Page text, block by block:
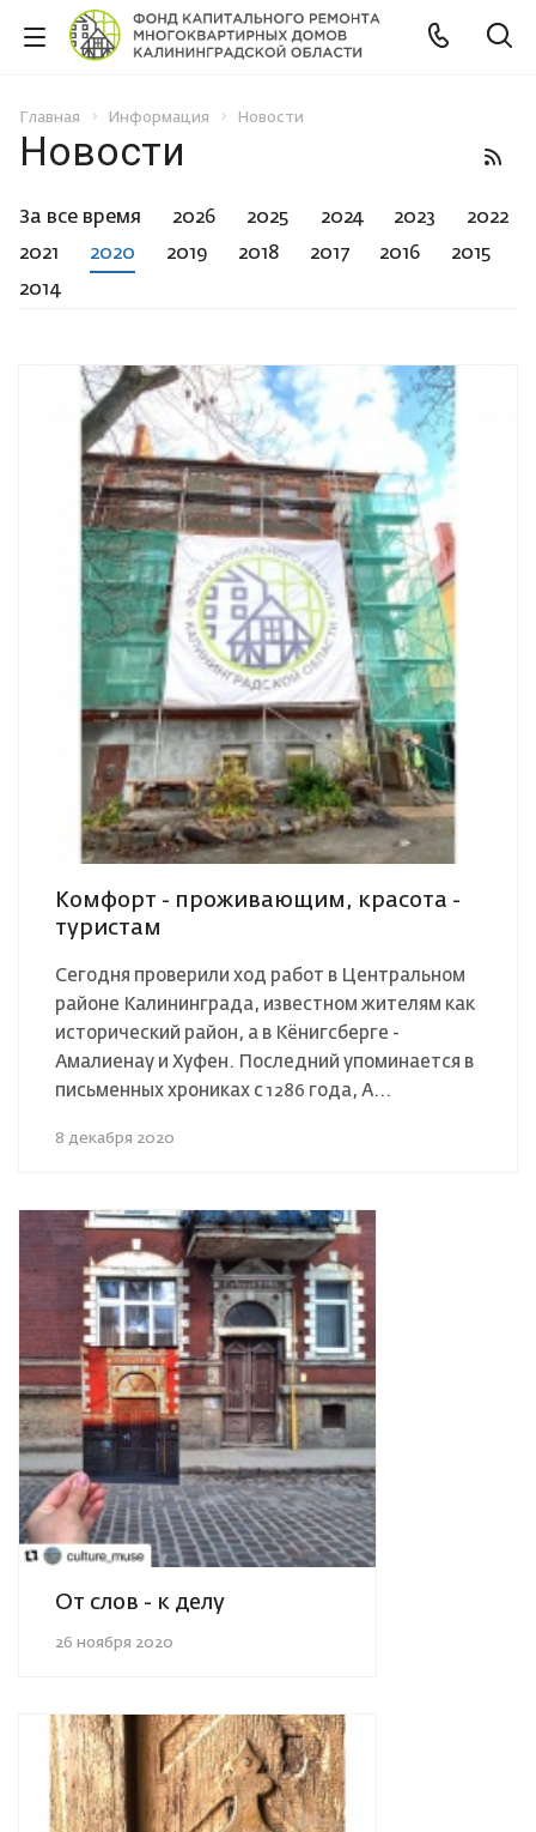
Главная Информация Новости
Новости
За все время 2026 2025 2024 2023
2022
2021
2020 2019 2018 2017 2016
2015
2014
Комфорт - проживающим, красота -
туристам⠀
Сегодня проверили ход работ в Центральном
районе Калининграда, известном жителям как
исторический район, а в Кёнигсберге -
Амалиенау и Хуфен. Последний упоминается в
письменных хрониках с 1286 года, А...
8 декабря 2020
От слов - к делу
26 ноября 2020